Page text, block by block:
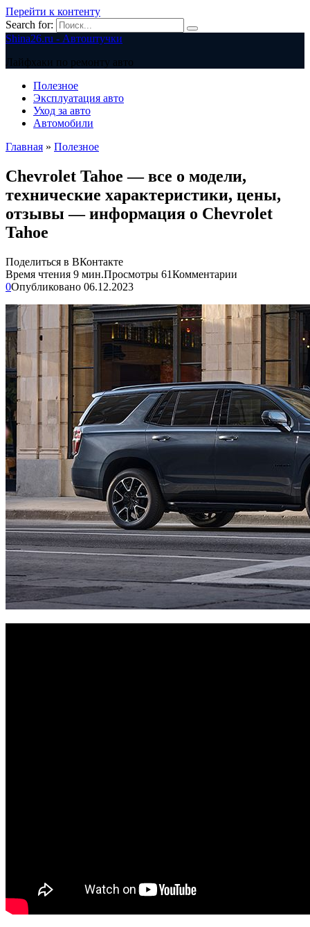
Перейти к контенту
Search for:
Shina26.ru - Автоштучки
Лайфхаки по ремонту авто
Полезное
Эксплуатация авто
Уход за авто
Автомобили
Главная » Полезное
Chevrolet Tahoe — все о модели,
технические характеристики, цены,
отзывы — информация о Chevrolet
Tahoe
Поделиться в ВКонтакте
Время чтения 9 мин.Просмотры 61Комментарии
0Опубликовано 06.12.2023